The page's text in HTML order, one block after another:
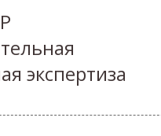
экспертиза